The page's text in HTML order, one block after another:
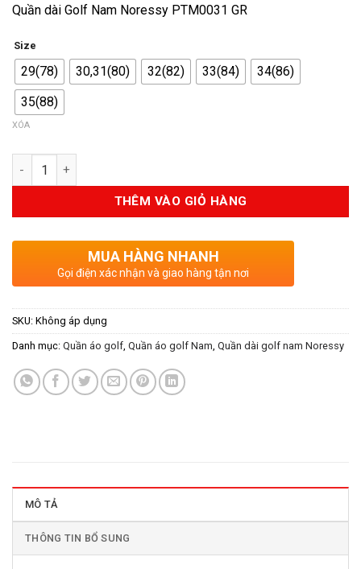
là:
tại
750.000VND.
Quần dài Golf Nam Noressy PTM0031 GR
Size
29(78) 30,31(80) 32(82) 33(84)
34(86)
35(88)
XÓA
Số lượng
THÊM VÀO GIỎ HÀNG
MUA HÀNG NHANH
Gọi điện xác nhận và giao hàng tận nơi
SKU: Không áp dụng
Danh mục: Quần áo golf, Quần áo golf Nam, Quần dài golf nam Noressy
MÔ TẢ
THÔNG TIN BỔ SUNG